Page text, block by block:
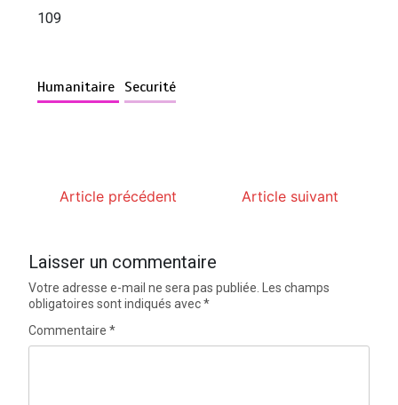
109
Humanitaire Securité
Article précédent Article suivant
Laisser un commentaire
Votre adresse e-mail ne sera pas publiée.
Les champs
obligatoires sont indiqués avec*
Commentaire*